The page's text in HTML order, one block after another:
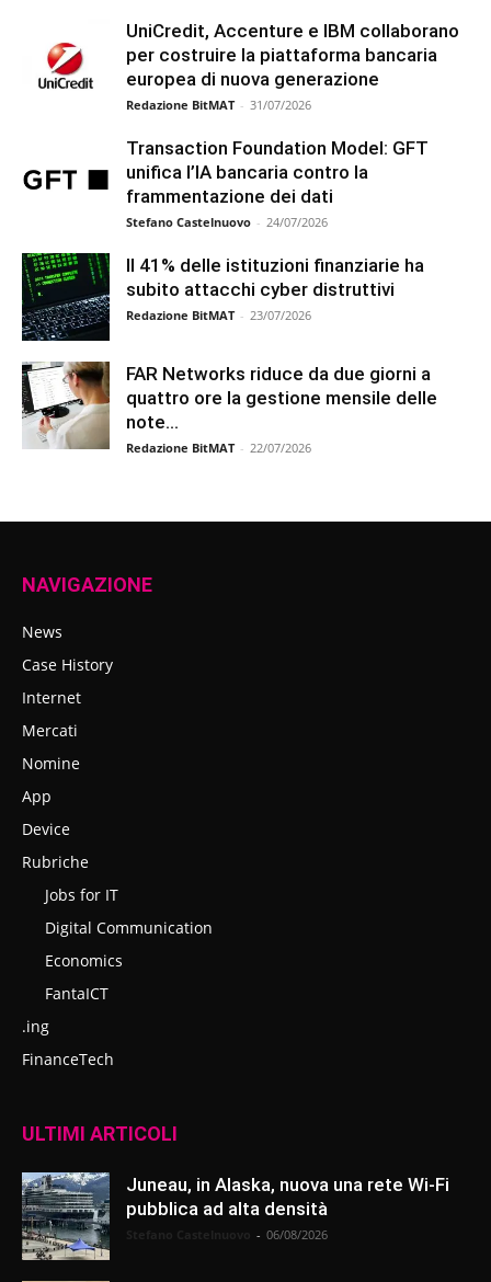
UniCredit, Accenture e IBM collaborano
per costruire la piattaforma bancaria
europea di nuova generazione
Redazione BitMAT - 31/07/2026
Transaction Foundation Model: GFT
unifica l’IA bancaria contro la
frammentazione dei dati
Stefano Castelnuovo - 24/07/2026
Il 41% delle istituzioni finanziarie ha
subito attacchi cyber distruttivi
Redazione BitMAT - 23/07/2026
FAR Networks riduce da due giorni a
quattro ore la gestione mensile delle
note...
Redazione BitMAT - 22/07/2026
NAVIGAZIONE
News
Case History
Internet
Mercati
Nomine
App
Device
Rubriche
Jobs for IT
Digital Communication
Economics
FantaICT
.ing
FinanceTech
ULTIMI ARTICOLI
Juneau, in Alaska, nuova una rete Wi-Fi
pubblica ad alta densità
- 06/08/2026